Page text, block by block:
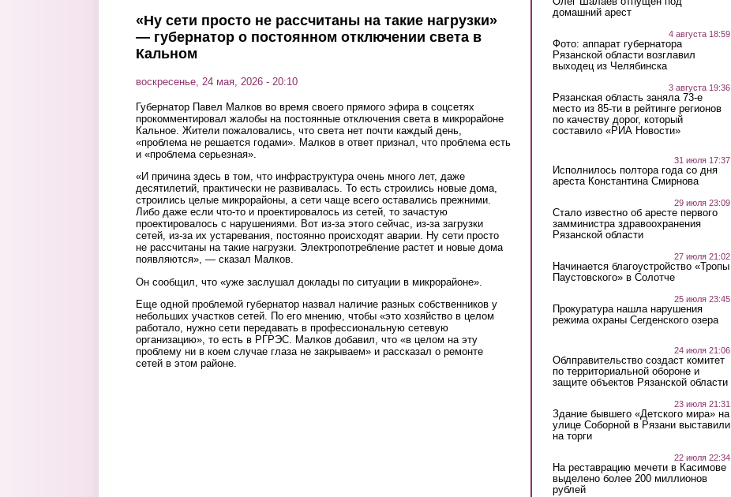
«Ну сети просто не рассчитаны на такие нагрузки»
— губернатор о постоянном отключении света в
Кальном
воскресенье, 24 мая, 2026 - 20:10
Губернатор Павел Малков во время своего прямого эфира в соцсетях
прокомментировал жалобы на постоянные отключения света в микрорайоне
Кальное. Жители пожаловались, что света нет почти каждый день,
«проблема не решается годами». Малков в ответ признал, что проблема есть
и «проблема серьезная».
«И причина здесь в том, что инфраструктура очень много лет, даже
десятилетий, практически не развивалась. То есть строились новые дома,
строились целые микрорайоны, а сети чаще всего оставались прежними.
Либо даже если что-то и проектировалось из сетей, то зачастую
проектировалось с нарушениями. Вот из-за этого сейчас, из-за загрузки
сетей, из-за их устаревания, постоянно происходят аварии. Ну сети просто
не рассчитаны на такие нагрузки. Электропотребление растет и новые дома
появляются», — сказал Малков.
Он сообщил, что «уже заслушал доклады по ситуации в микрорайоне».
Еще одной проблемой губернатор назвал наличие разных собственников у
небольших участков сетей. По его мнению, чтобы «это хозяйство в целом
работало, нужно сети передавать в профессиональную сетевую
организацию», то есть в РГРЭС. Малков добавил, что «в целом на эту
проблему ни в коем случае глаза не закрываем» и рассказал о ремонте
сетей в этом районе.
домашний арест
4 августа 18:59
Фото: аппарат губернатора
Рязанской области возглавил
выходец из Челябинска
3 августа 19:36
Рязанская область заняла 73-е
место из 85-ти в рейтинге регионов
по качеству дорог, который
составило «РИА Новости»
31 июля 17:37
Исполнилось полтора года со дня
ареста Константина Смирнова
29 июля 23:09
Стало известно об аресте первого
замминистра здравоохранения
Рязанской области
27 июля 21:02
Начинается благоустройство «Тропы
Паустовского» в Солотче
25 июля 23:45
Прокуратура нашла нарушения
режима охраны Сегденского озера
24 июля 21:06
Облправительство создаст комитет
по территориальной обороне и
защите объектов Рязанской области
23 июля 21:31
Здание бывшего «Детского мира» на
улице Соборной в Рязани выставили
на торги
22 июля 22:34
На реставрацию мечети в Касимове
выделено более 200 миллионов
рублей